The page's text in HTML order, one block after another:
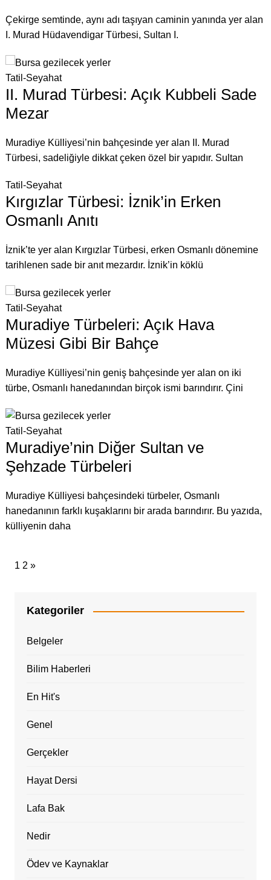
Çekirge semtinde, aynı adı taşıyan caminin yanında yer alan
I. Murad Hüdavendigar Türbesi, Sultan I.
Tatil-Seyahat
II. Murad Türbesi: Açık Kubbeli Sade
Mezar
Muradiye Külliyesi’nin bahçesinde yer alan II. Murad
Türbesi, sadeliğiyle dikkat çeken özel bir yapıdır. Sultan
Tatil-Seyahat
Kırgızlar Türbesi: İznik’in Erken
Osmanlı Anıtı
İznik’te yer alan Kırgızlar Türbesi, erken Osmanlı dönemine
tarihlenen sade bir anıt mezardır. İznik’in köklü
Tatil-Seyahat
Muradiye Türbeleri: Açık Hava
Müzesi Gibi Bir Bahçe
Muradiye Külliyesi’nin geniş bahçesinde yer alan on iki
türbe, Osmanlı hanedanından birçok ismi barındırır. Çini
Tatil-Seyahat
Muradiye’nin Diğer Sultan ve
Şehzade Türbeleri
Muradiye Külliyesi bahçesindeki türbeler, Osmanlı
hanedanının farklı kuşaklarını bir arada barındırır. Bu yazıda,
külliyenin daha
1 2 »
Kategoriler
Belgeler
Bilim Haberleri
En Hit's
Genel
Gerçekler
Hayat Dersi
Lafa Bak
Nedir
Ödev ve Kaynaklar